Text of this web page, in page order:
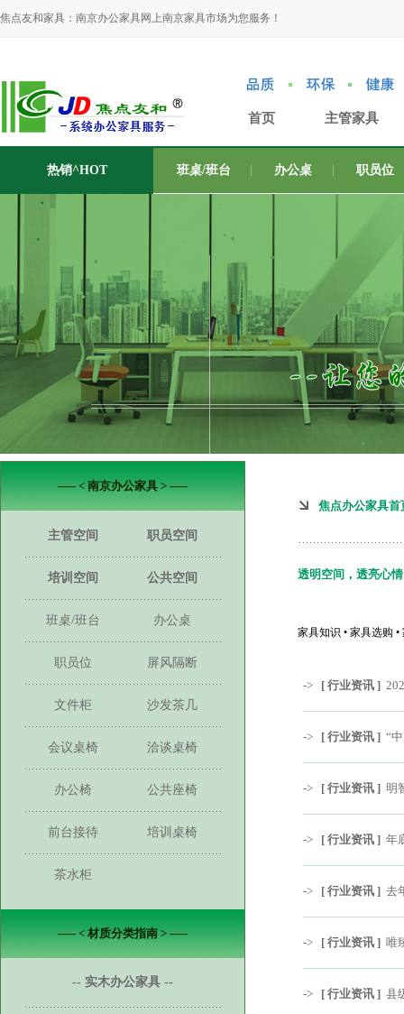
焦点友和家具：南京办公家具网上南京家具市场为您服务！
首页 主管家具
热销^HOT 班桌/班台 办公桌 职员位
----- < 南京办公家具 > -----
主管空间 职员空间
培训空间 公共空间
班桌/班台 办公桌
职员位 屏风隔断
文件柜 沙发茶几
会议桌椅 洽谈桌椅
办公椅 公共座椅
前台接待 培训桌椅
茶水柜
----- < 材质分类指南 > -----
-- 实木办公家具 --
焦点办公家具首
透明空间，透亮心
家具知识 • 家具选购 •
-> [ 行业资讯 ]
-> [ 行业资讯 ] “
-> [ 行业资讯 ] 明
-> [ 行业资讯 ] 年
-> [ 行业资讯 ] 去
-> [ 行业资讯 ] 唯
-> [ 行业资讯 ] 县